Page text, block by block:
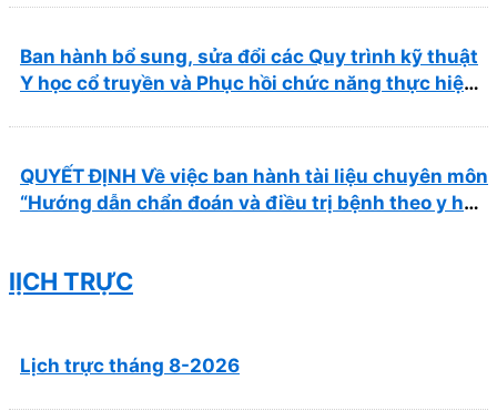
Ban hành bổ sung, sửa đổi các Quy trình kỹ thuật
Y học cổ truyền và Phục hồi chức năng thực hiện
QUYẾT ĐỊNH Về việc ban hành tài liệu chuyên môn
“Hướng dẫn chẩn đoán và điều trị bệnh theo y học
lỊCH TRỰC
Lịch trực tháng 8-2026